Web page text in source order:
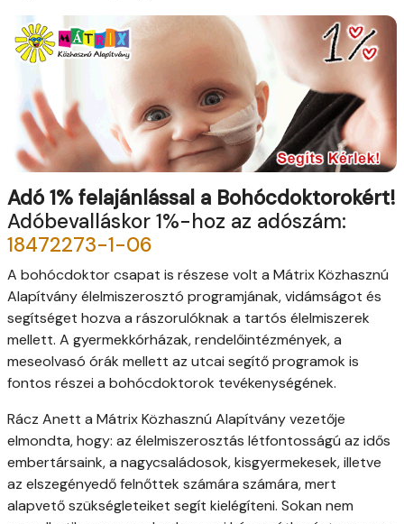
Adó 1% felajánlással a Bohócdoktorokért!
Adóbevalláskor 1%-hoz az adószám:
18472273-1-06
A bohócdoktor csapat is részese volt a Mátrix Közhasznú
Alapítvány élelmiszerosztó programjának, vidámságot és
segítséget hozva a rászorulóknak a tartós élelmiszerek
mellett. A gyermekkórházak, rendelőintézmények, a
meseolvasó órák mellett az utcai segítő programok is
fontos részei a bohócdoktorok tevékenységének.
Rácz Anett a Mátrix Közhasznú Alapítvány vezetője
elmondta, hogy: az élelmiszerosztás létfontosságú az idős
embertársaink, a nagycsaládosok, kisgyermekesek, illetve
az elszegényedő felnőttek számára számára, mert
alapvető szükségleteiket segít kielégíteni. Sokan nem